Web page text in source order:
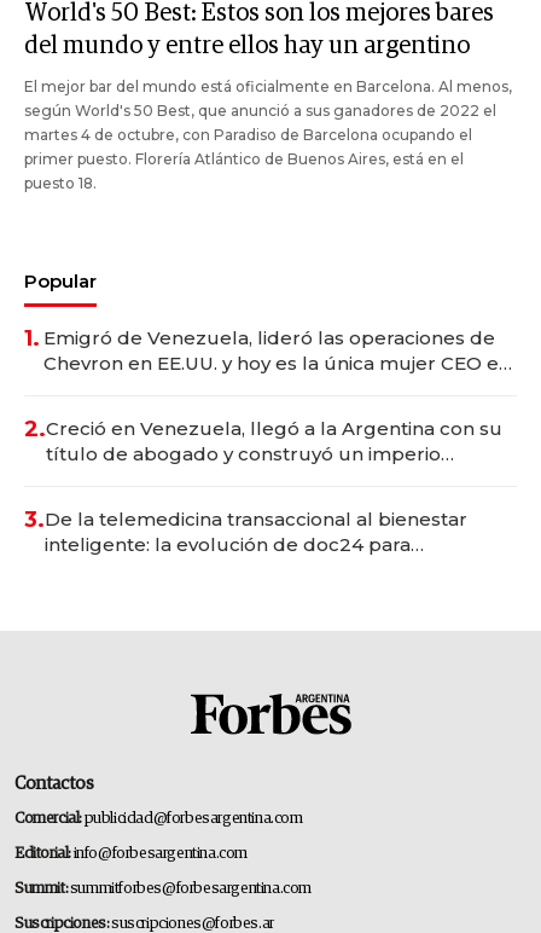
World's 50 Best: Estos son los mejores bares
del mundo y entre ellos hay un argentino
El mejor bar del mundo está oficialmente en Barcelona. Al menos,
según World's 50 Best, que anunció a sus ganadores de 2022 el
martes 4 de octubre, con Paradiso de Barcelona ocupando el
primer puesto. Florería Atlántico de Buenos Aires, está en el
puesto 18.
Popular
1. Emigró de Venezuela, lideró las operaciones de
Chevron en EE.UU. y hoy es la única mujer CEO en
2.Creció en Venezuela, llegó a la Argentina con su
título de abogado y construyó un imperio
3.De la telemedicina transaccional al bienestar
inteligente: la evolución de doc24 para
Contactos
Comercial:publicidad@forbesargentina.com
Editorial:info@forbesargentina.com
Summit:summitforbes@forbesargentina.com
Suscripciones:suscripciones@forbes.ar